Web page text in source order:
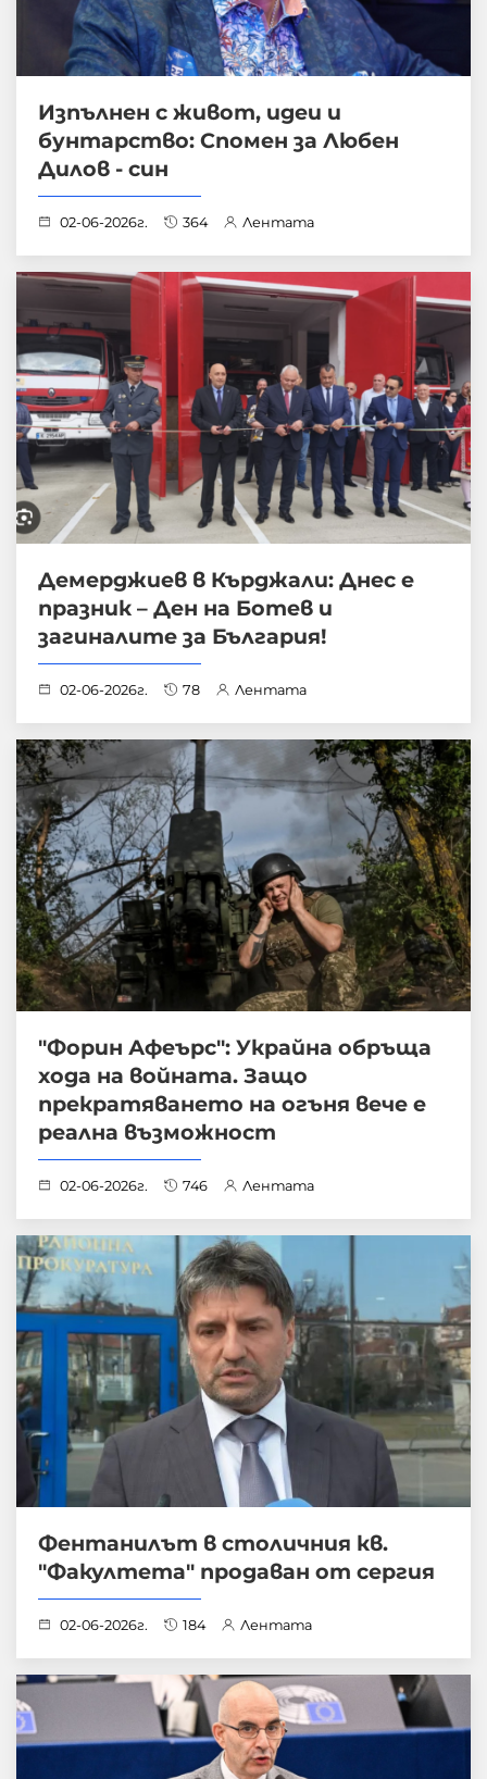
Изпълнен с живот, идеи и
бунтарство: Спомен за Любен
Дилов - син
02-06-2026г. 364 Лентата
Демерджиев в Кърджали: Днес е
празник – Ден на Ботев и
загиналите за България!
02-06-2026г. 78 Лентата
"Форин Афеърс": Украйна обръща
хода на войната. Защо
прекратяването на огъня вече е
реална възможност
02-06-2026г. 746 Лентата
Фентанилът в столичния кв.
"Факултета" продаван от сергия
02-06-2026г. 184 Лентата